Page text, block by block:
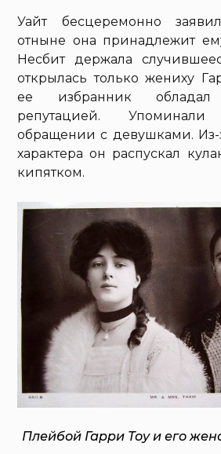
Уайт бесцеремонно
отныне она принадлежит
Несбит держала
открылась только жениху
ее избранник обладал
репутацией.
обращении с девушками. Из-
характера он распускал
кипятком.
Плейбой Гарри Тоу и его